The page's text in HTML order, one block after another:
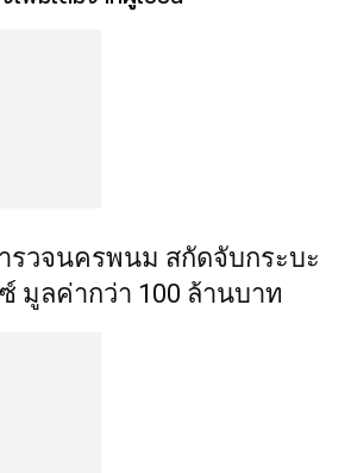
รวจนครพนม สกัดจับกระบะ
มูลค่ากว่า 100 ล้านบาท